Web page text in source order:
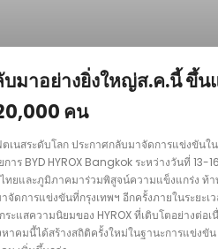
บมาอย่างยิ่งใหญ่ส.ค.นี้
คน
เนสระดับโลก ประกาศกลับมาจัดการแข่งขัน
าร BYD HYROX Bangkok ระหว่างวันที่
ทยและภูมิภาคมาร่วมพิสูจน์ความแข็งแกร่ง
จัดการแข่งขันที่กรุงเทพฯ อีกครั้งภายในระยะ
ะแสความนิยมของ HYROX ที่เติบโตอย่างต่
คมนี้ได้สร้างสถิติครั้งใหม่ในฐานะการแข่งขั